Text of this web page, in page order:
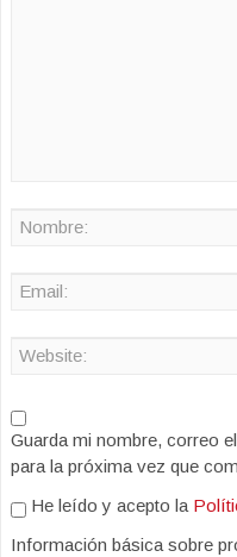
Guarda mi nombre, correo
para la próxima vez que
He leído y acepto la
Información básica sobre